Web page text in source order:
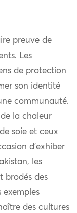
preuve de
Les
de protection
son identité
communauté.
la chaleur
soie et ceux
d’exhiber
les
brodés des
exemples
des cultures